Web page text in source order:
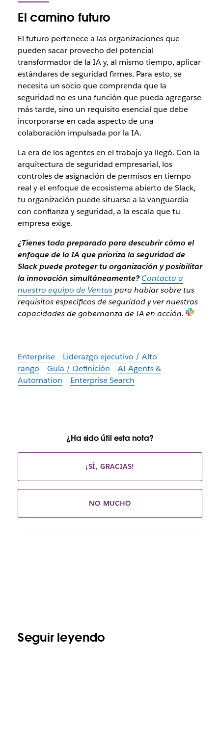
El camino futuro
El futuro pertenece a las organizaciones que
pueden sacar provecho del potencial
transformador de la IA y, al mismo tiempo, aplicar
estándares de seguridad firmes. Para esto, se
necesita un socio que comprenda que la
seguridad no es una función que pueda agregarse
más tarde, sino un requisito esencial que debe
incorporarse en cada aspecto de una
colaboración impulsada por la IA.
La era de los agentes en el trabajo ya llegó. Con la
arquitectura de seguridad empresarial, los
controles de asignación de permisos en tiempo
real y el enfoque de ecosistema abierto de Slack,
tu organización puede situarse a la vanguardia
con confianza y seguridad, a la escala que tu
empresa exige.
¿Tienes todo preparado para descubrir cómo el
enfoque de la IA que prioriza la seguridad de
Slack puede proteger tu organización y posibilitar
la innovación simultáneamente?Contacta a
nuestro equipo de Ventaspara hablar sobre tus
requisitos específicos de seguridad y ver nuestras
capacidades de gobernanza de IA en acción.
Enterprise
Liderazgo ejecutivo / Alto
rango
Guía / Definición
AI Agents &
Automation
Enterprise Search
¿Ha sido útil esta nota?
¡SÍ, GRACIAS!
NO MUCHO
Seguir leyendo